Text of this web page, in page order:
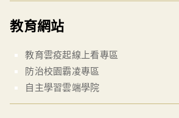
教育網站
教育雲疫起線上看專區
防治校園霸凌專區
自主學習雲端學院